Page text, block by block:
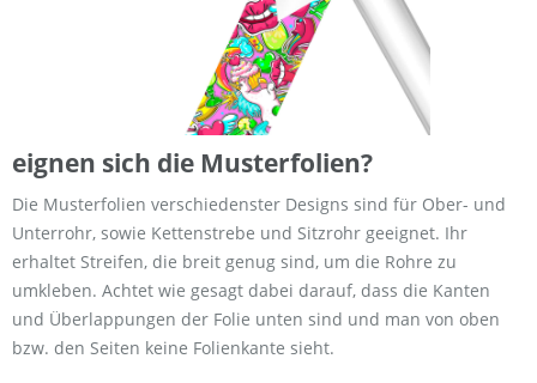
eignen sich die Musterfolien?
Die Musterfolien verschiedenster Designs sind für Ober- und
Unterrohr, sowie Kettenstrebe und Sitzrohr geeignet. Ihr
erhaltet Streifen, die breit genug sind, um die Rohre zu
umkleben. Achtet wie gesagt dabei darauf, dass die Kanten
und Überlappungen der Folie unten sind und man von oben
bzw. den Seiten keine Folienkante sieht.